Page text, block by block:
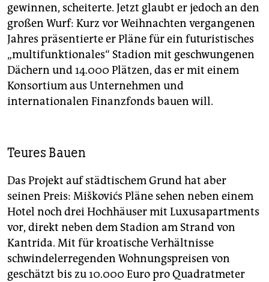
gewinnen, scheiterte. Jetzt glaubt er jedoch an den
großen Wurf: Kurz vor Weihnachten vergangenen
Jahres präsentierte er Pläne für ein futuristisches
„multifunktionales“ Stadion mit geschwungenen
Dächern und 14.000 Plätzen, das er mit einem
Konsortium aus Unternehmen und
internationalen Finanzfonds bauen will.
Teures Bauen
Das Projekt auf städtischem Grund hat aber
seinen Preis: Miškovićs Pläne sehen neben einem
Hotel noch drei Hochhäuser mit Luxusapartments
vor, direkt neben dem Stadion am Strand von
Kantrida. Mit für kroatische Verhältnisse
schwindelerregenden Wohnungspreisen von
geschätzt bis zu 10.000 Euro pro Quadratmeter